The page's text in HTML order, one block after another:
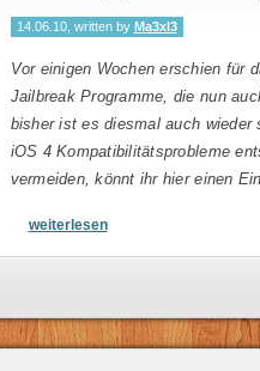
14.06.10, written by Ma3xl3
Vor einigen Wochen erschien für
Jailbreak Programme, die nun
bisher ist es diesmal auch wieder
iOS 4 Kompatibilitätsprobleme
vermeiden, könnt ihr hier einen
weiterlesen